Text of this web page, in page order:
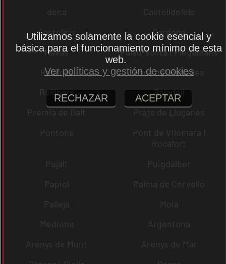
dena
Castelldefels
Castellcir
Cardona
Navas
Palau-solità i Plegamans
Palafolls
Pacs del Penedès
Rellinars
Rajadell
Premià de Dalt
Prats de Lluçanès
Pontons
Pont de Vilomara i
Rocafort
Pujalt
Puigdàlber
Papiol
Palma de Cervelló
Pallejà
Moià
Mediona
Argentona
Arenys de Munt
Arenys de Mar
Utilizamos solamente la cookie esencial y
básica para el funcionamiento mínimo de esta
web.
Ver políticas y gestión de cookies
RECHAZAR ACEPTAR